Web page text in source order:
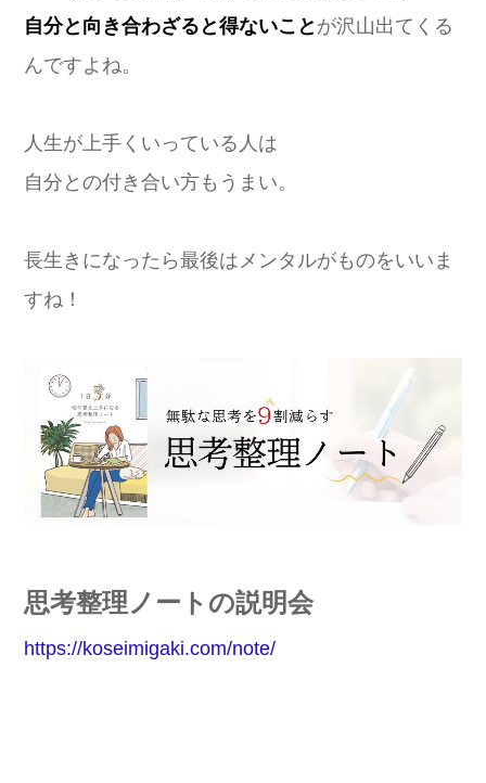
自分と向き合わざると得ないこと が沢山出てくる
んですよね。
人生が上手くいっている人は
自分との付き合い方もうまい。
長生きになったら最後はメンタルがものをいいま
すね！
思考整理 ノート の説明会
https://koseimigaki.com/note/